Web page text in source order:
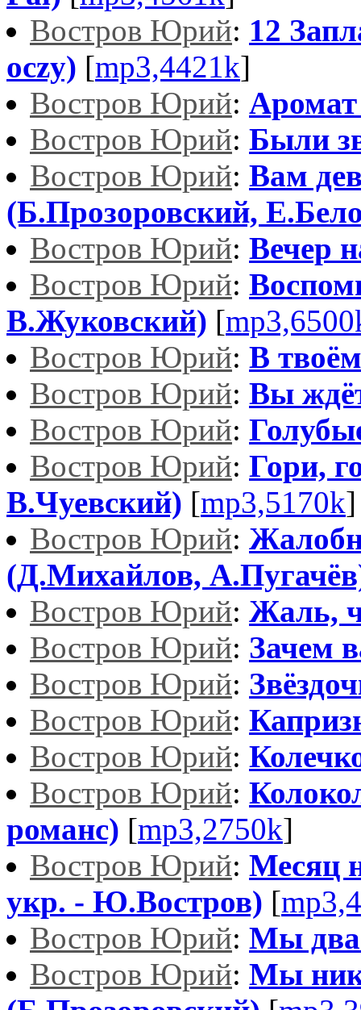
Востров Юрий: 12
oczy) [mp3,4421k]
Востров Юрий: Аромат
Востров Юрий: Были
Востров Юрий: Вам
(Б.Прозоровский,
Востров Юрий: Вечер
Востров Юрий:
В.Жуковский) [
Востров Юрий: В
Востров Юрий: Вы
Востров Юрий:
Востров Юрий: Гори,
В.Чуевский) [mp3,5170k]
Востров Юрий:
(Д.Михайлов,
Востров Юрий: Жаль,
Востров Юрий: Зачем
Востров Юрий:
Востров Юрий:
Востров Юрий:
Востров Юрий:
романс) [mp3,2750k]
Востров Юрий: Месяц
укр. - Ю.Востров) [
Востров Юрий: Мы два
Востров Юрий: Мы